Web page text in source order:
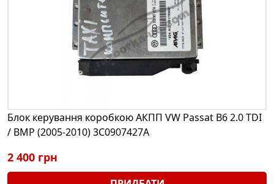
Блок керування коробкою АКПП VW Passat B6 2.0 TDI
/ BMP (2005-2010) 3C0907427A
2 400 грн